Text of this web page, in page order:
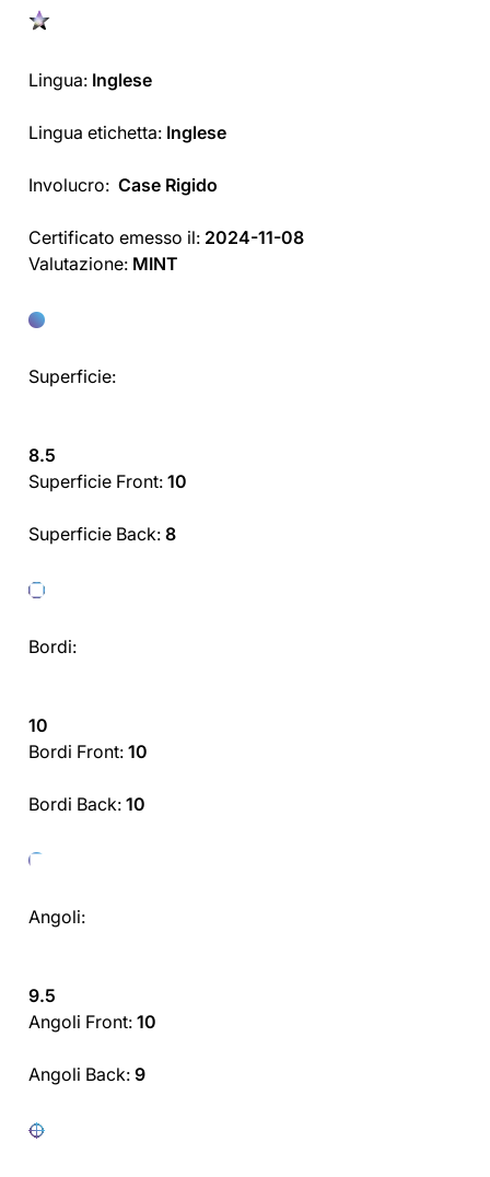
Lingua: Inglese
Lingua etichetta: Inglese
Involucro: Case Rigido
Certificato emesso il: 2024-11-08
Valutazione: MINT
Superficie:
8.5
Superficie Front: 10
Superficie Back: 8
Bordi:
10
Bordi Front: 10
Bordi Back: 10
Angoli:
9.5
Angoli Front: 10
Angoli Back: 9